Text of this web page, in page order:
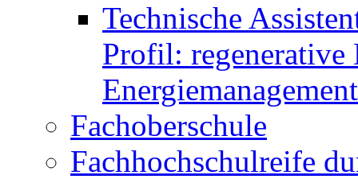
Technische
Profil: regenerative
Energiemanagement
Fachoberschule
Fachhochschulreife